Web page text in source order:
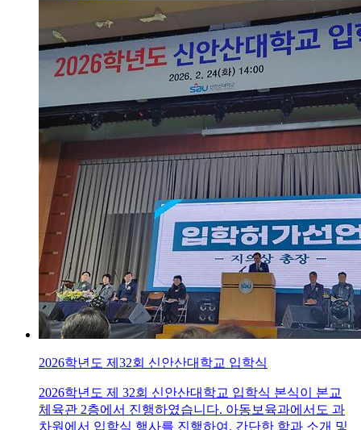
2026학년도 제32회 신안산대학교 입학식
2026학년도 제 32회 신안산대학교 입학식 본식이 본교
체육관 2층에서 진행하였습니다. 아동보육과에서도 과
차원에서 입학식 행사를 진행하여, 간단한 학과 소개 및